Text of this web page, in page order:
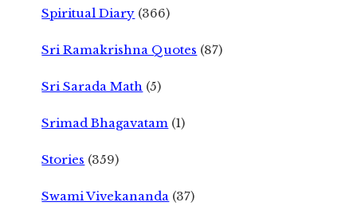
Spiritual Diary (366)
Sri Ramakrishna Quotes (87)
Sri Sarada Math (5)
Srimad Bhagavatam (1)
Stories (359)
Swami Vivekananda (37)